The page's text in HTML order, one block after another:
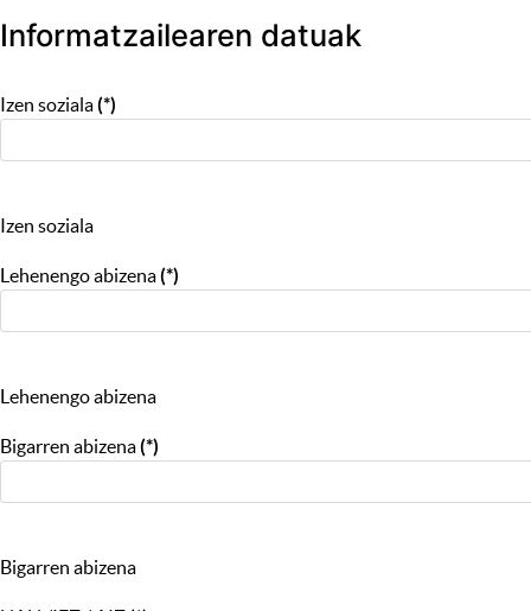
Informatzailearen datuak
Izen soziala(*)
Izen soziala
Lehenengo abizena(*)
Lehenengo abizena
Bigarren abizena(*)
Bigarren abizena